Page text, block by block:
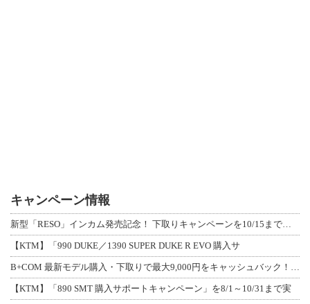
キャンペーン情報
新型「RESO」インカム発売記念！ 下取りキャンペーンを10/15まで延長して開
【KTM】「990 DUKE／1390 SUPER DUKE R EVO 購入サ
B+COM 最新モデル購入・下取りで最大9,000円をキャッシュバック！「B+F
【KTM】「890 SMT 購入サポートキャンペーン」を8/1～10/31まで実